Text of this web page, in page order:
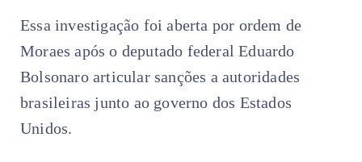
Essa investigação foi aberta por ordem de
Moraes após o deputado federal Eduardo
Bolsonaro articular sanções a autoridades
brasileiras junto ao governo dos Estados
Unidos.